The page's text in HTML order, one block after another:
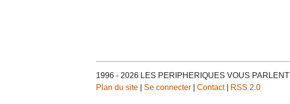
1996 - 2026 LES PERIPHERIQUES VOUS PARLENT
Plan du site
Se connecter Contact| RSS 2.0